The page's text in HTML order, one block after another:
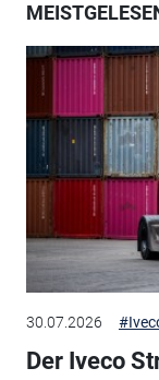
30.07.2026
Der Iveco